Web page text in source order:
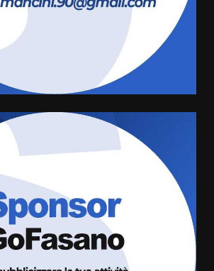
Cura dei beni comuni e
cittadinanza attiva: online
l’avviso per la gestione
condivisa della Villetta di
assoluta de “L’Albergo
Belvedere. Il rapimento”
6 Agosto 2026 06:15
Serie D, l’Us Fasano è escluso
dal campionato
5 Agosto 2026 17:30